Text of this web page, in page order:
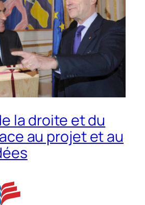
la droite et du
au projet et au